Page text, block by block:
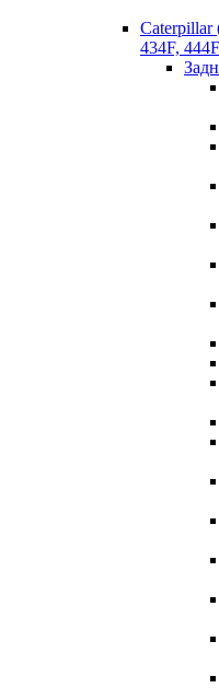
Caterpillar
434F, 444F